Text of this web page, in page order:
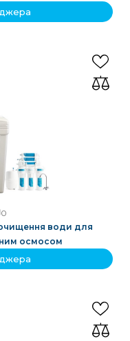
0
води для
осмосом